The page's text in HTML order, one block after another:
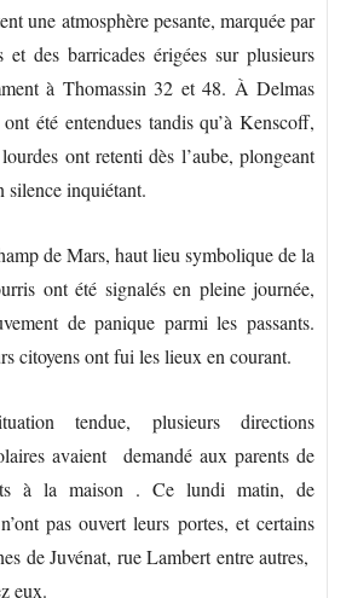
une atmosphère pesante, marquée par
et des barricades érigées sur plusieurs
à Thomassin 32 et 48. À Delmas
été entendues tandis qu’à Kenscoff,
ont retenti dès l’aube, plongeant
silence inquiétant.
de Mars, haut lieu symbolique de la
ont été signalés en pleine journée,
de panique parmi les passants.
citoyens ont fui les lieux en courant.
tendue, plusieurs directions
avaient demandé aux parents de
à la maison . Ce lundi matin, de
pas ouvert leurs portes, et certains
de Juvénat, rue Lambert entre autres,
eux.